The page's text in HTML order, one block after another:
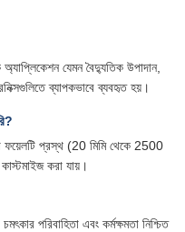
যেমন বৈদ্যুতিক উপাদান,
ব্যাপকভাবে ব্যবহৃত হয়।
ফয়েলটি প্রস্থ (20 মিমি থেকে 2500
করা যায়।
পরিবাহিতা এবং কর্মক্ষমতা নিশ্চিত